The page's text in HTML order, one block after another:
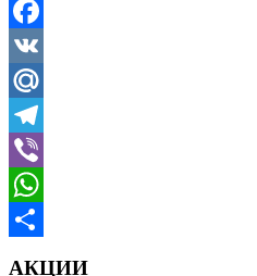
Facebook
VK
Mail.Ru
Telegram
Viber
WhatsApp
АКЦИИ